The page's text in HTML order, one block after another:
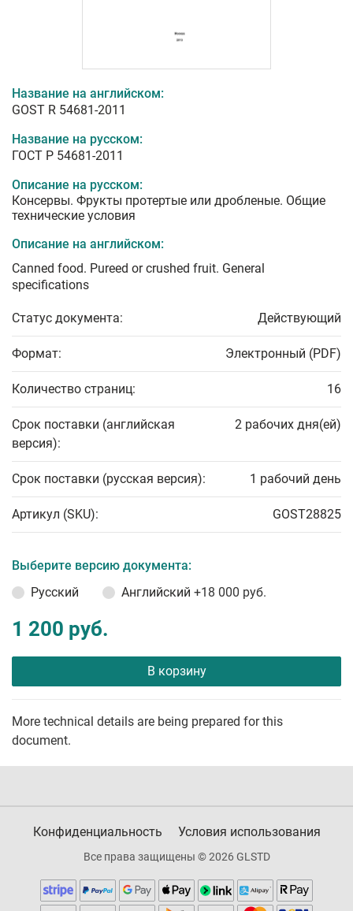
Название на английском:
GOST R 54681-2011
Название на русском:
ГОСТ Р 54681-2011
Описание на русском:
Консервы. Фрукты протертые или дробленые. Общие
технические условия
Описание на английском:
Canned food. Pureed or crushed fruit. General
specifications
Статус документа: Действующий
Формат: Электронный (PDF)
Количество страниц: 16
Срок поставки (английская
версия):
2 рабочих дня(ей)
Срок поставки (русская версия): 1 рабочий день
Артикул (SKU): GOST28825
Выберите версию документа:
Русский
Английский +18 000 руб.
1 200 руб.
В корзину
More technical details are being prepared for this
document.
Конфиденциальность Условия использования
Все права защищены © 2026 GLSTD